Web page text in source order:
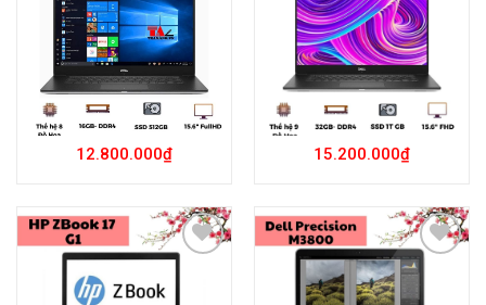
Add to
Wishlist
12.800.000₫
Add to
Wishlist
15.200.000₫
Add to
Wishlist